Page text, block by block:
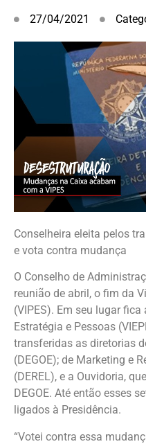
27/04/2021
Conselheira eleita pelos
e vota contra mudança
O Conselho de
reunião de abril, o fim da
(VIPES). Em seu lugar fica
Estratégia e Pessoas
transferidas as diretorias
(DEGOE); de Marketing e
(DEREL), e a Ouvidoria,
DEGOE. Até então esses
ligados à Presidência.
“Votei contra essa